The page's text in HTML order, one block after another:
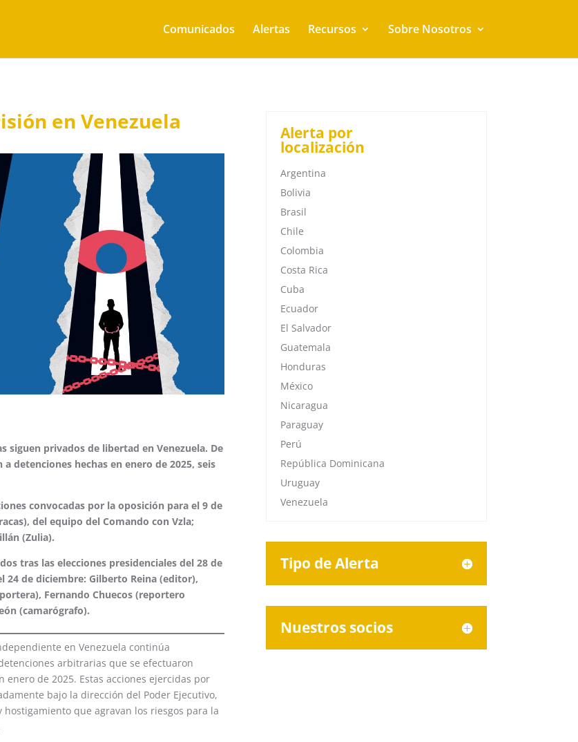
Comunicados Alertas Recursos Sobre Nosotros
en Venezuela
siguen privados de libertad en Venezuela. De
detenciones hechas en enero de 2025, seis
convocadas por la oposición para el 9 de
del equipo del Comando con Vzla;
(Zulia).
tras las elecciones presidenciales del 28 de
24 de diciembre: Gilberto Reina (editor),
Fernando Chuecos (reportero
(camarógrafo).
en Venezuela continúa
arbitrarias que se efectuaron
de 2025. Estas acciones ejercidas por
bajo la dirección del Poder Ejecutivo,
que agravan los riesgos para la
Alerta por
localización
Argentina
Bolivia
Brasil
Chile
Colombia
Costa Rica
Cuba
Ecuador
El Salvador
Guatemala
Honduras
México
Nicaragua
Paraguay
Perú
República Dominicana
Uruguay
Venezuela
Tipo de Alerta
Nuestros socios